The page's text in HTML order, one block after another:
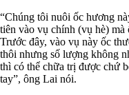
“Chúng tôi nuôi ốc hương
tiên vào vụ chính (vụ hè)
Trước đây, vào vụ này ốc
thôi nhưng số lượng không
thì có thể chữa trị được chứ
tay”, ông Lai nói.